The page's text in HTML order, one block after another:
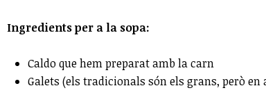
Ingredients per a la sopa:
Caldo que hem preparat amb la carn
Galets (els tradicionals són els grans, però